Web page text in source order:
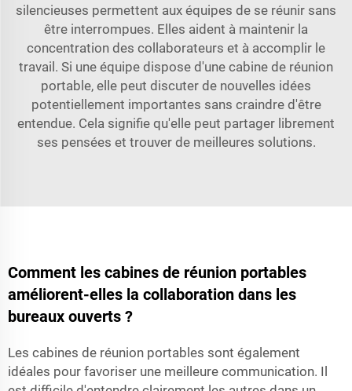
silencieuses permettent aux équipes de se réunir sans
être interrompues. Elles aident à maintenir la
concentration des collaborateurs et à accomplir le
travail. Si une équipe dispose d'une cabine de réunion
portable, elle peut discuter de nouvelles idées
potentiellement importantes sans craindre d'être
entendue. Cela signifie qu'elle peut partager librement
ses pensées et trouver de meilleures solutions.
Comment les cabines de réunion portables
améliorent-elles la collaboration dans les
bureaux ouverts ?
Les cabines de réunion portables sont également
idéales pour favoriser une meilleure communication. Il